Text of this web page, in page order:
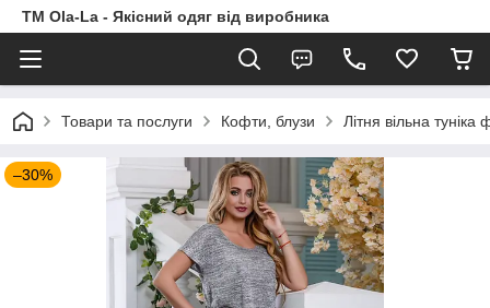
TM Ola-La - Якісний одяг від виробника
Товари та послуги Кофти, блузи Літня вільна
–30%